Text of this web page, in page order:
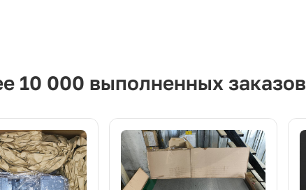
10 000 выполненных заказов